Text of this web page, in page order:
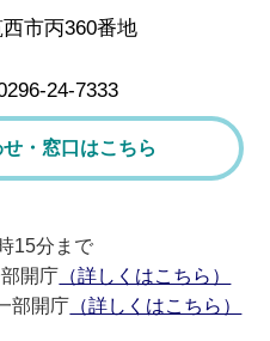
市丙360番地
24-7333
・窓口はこちら
15分まで
開庁 （詳しくはこちら）
部開庁 （詳しくはこちら）